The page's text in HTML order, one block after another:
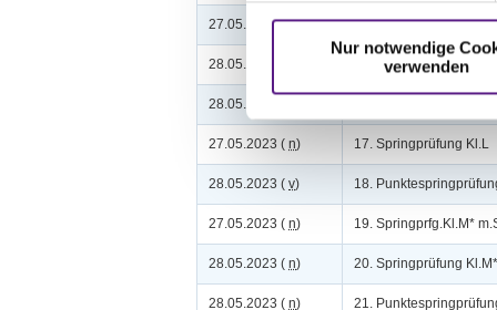
Nur notwendige
verwenden
27.05.2023 (v) 14. Springprüfung Kl.
28.05.2023 ( 15. Springprüfung Kl. A**
28.05.2023 (
27.05.2023 ( n) 17. Springprüfung Kl.L
28.05.2023 ( v) 18.
27.05.2023 ( n) 19. Springprfg.Kl.M*
28.05.2023 ( n) 20. Springprüfung
28.05.2023 ( n) 21.